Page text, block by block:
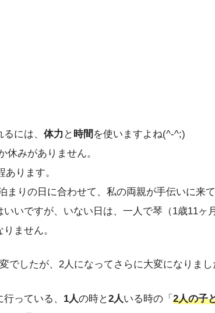
には、 体力 と 時間 を使いますよね(^-^;)
休みがありません。
あります。
まりの日に合わせて、私の両親が手伝いに来て
いいですが、いない日は、一人で琴（1歳11ヶ
ません。
でしたが、2人になってさらに大変になりま
っている、 1人の時と2人いる時の「 2人の子